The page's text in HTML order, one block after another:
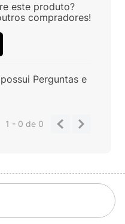
este produto?
compradores!
Perguntas e
1 - 0de 0